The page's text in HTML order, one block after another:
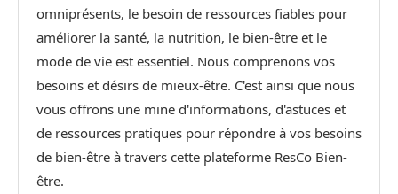
omniprésents, le besoin de ressources fiables pour
améliorer la santé, la nutrition, le bien-être et le
mode de vie est essentiel. Nous comprenons vos
besoins et désirs de mieux-être. C'est ainsi que nous
vous offrons une mine d'informations, d'astuces et
de ressources pratiques pour répondre à vos besoins
de bien-être à travers cette plateforme ResCo Bien-
être.